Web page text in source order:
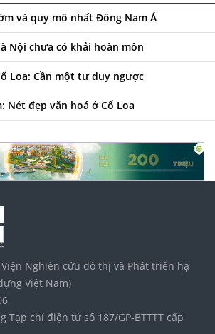
và quy mô nhất Đông Nam Á
Nội chưa có khải hoàn môn
Loa: Cần một tư duy ngược
Nét đẹp văn hoá ở Cổ Loa
Nghiên cứu đô thị và Phát triển hạ
Việt Nam)
Tạp chí điện tử số 187/GP-BTTTT cấp